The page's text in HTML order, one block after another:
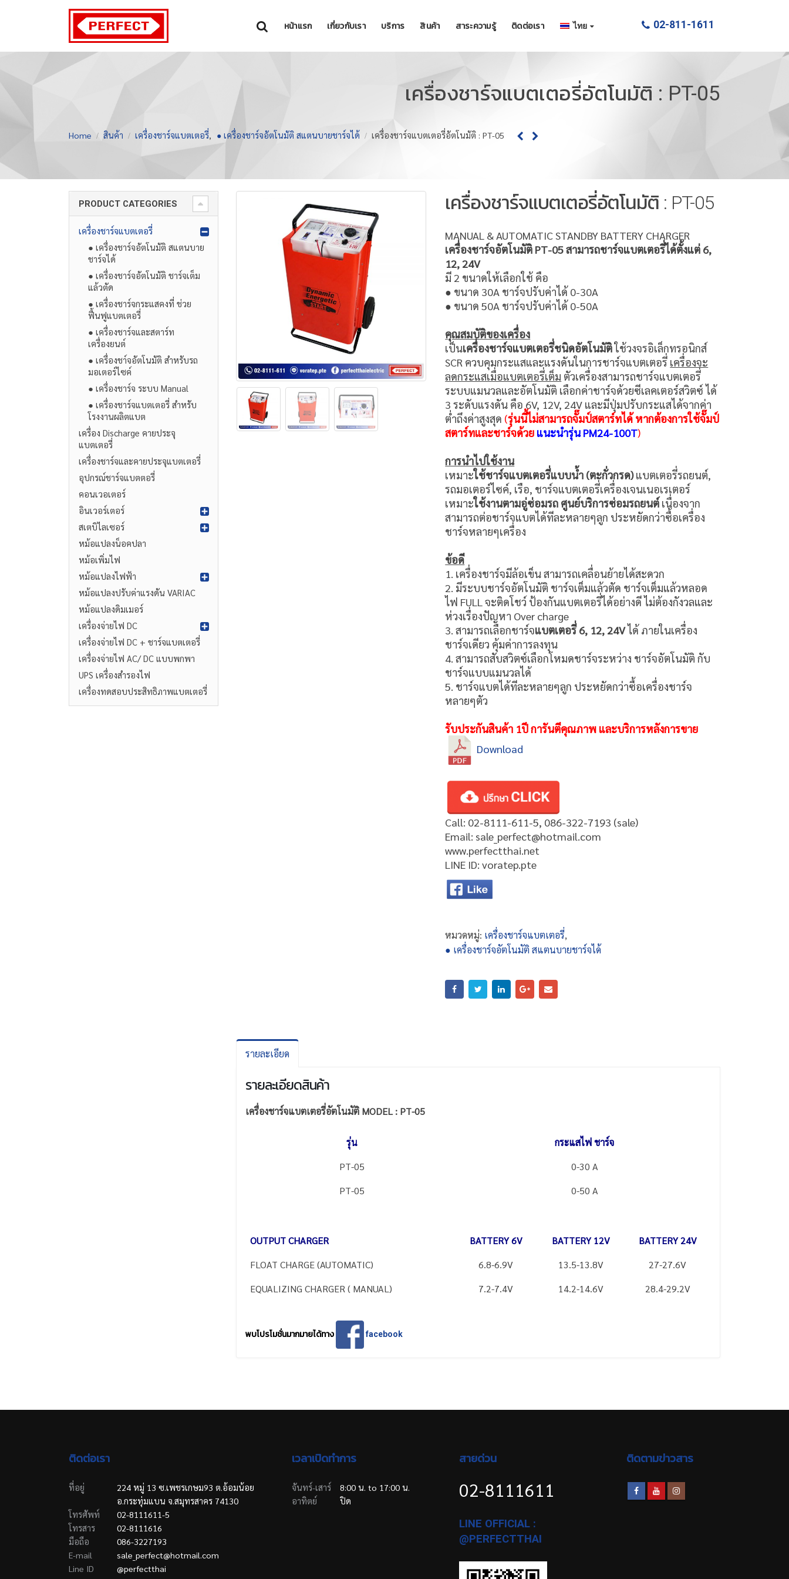
หน้าแรก เกี่ยวกับเรา บริการ สินค้า สาระความรู้ ติดต่อเรา ไทย 02-811-1611
เครื่องชาร์จแบตเตอรี่อัตโนมัติ : PT-05
Home สินค้า เครื่องชาร์จแบตเตอรี่ ● เครื่องชาร์จอัตโนมัติ สแตนบายชาร์จได้ เครื่องชาร์จแบตเตอรี่อัตโนมัติ : PT-05
เครื่องชาร์จแบตเตอรี่อัตโนมัติ : PT-05
MANUAL & AUTOMATIC STANDBY BATTERY CHARGER
เครื่องชาร์จอัตโนมัติ PT-05 สามารถชาร์จแบตเตอรี่ได้ตั้งแต่ 6,
12, 24V
มี 2 ขนาดให้เลือกใช้ คือ
● ขนาด 30A ชาร์จปรับค่าได้ 0-30A
● ขนาด 50A ชาร์จปรับค่าได้ 0-50A
คุณสมบัติของเครื่อง
เป็นเครื่องชาร์จแบตเตอรี่ชนิดอัตโนมัติใช้วงจรอิเล็กทรอนิกส์
SCR ควบคุมกระแสและแรงดันในการชาร์จแบตเตอรี่ เครื่องจะ
ลดกระแสเมื่อแบตเตอรี่เต็ม ตัวเครื่องสามารถชาร์จแบตเตอรี่
ระบบแมนวลและอัตโนมัติ เลือกค่าชาร์จด้วยซีเลคเตอร์สวิตซ์ ได้
3 ระดับแรงดัน คือ 6V, 12V, 24V และมีปุ่มปรับกระแสได้จากค่า
ต่ำถึงค่าสูงสุด (รุ่นนี้ไม่สามารถจั๊มป์สตาร์ทได้ หากต้องการใช้จั๊มป์
สตาร์ทและชาร์จด้วย แนะนำรุ่น PM24-100T)
การนำไปใช้งาน
เหมาะใช้ชาร์จแบตเตอรี่แบบน้ำ (ตะกั่วกรด)แบตเตอรี่รถยนต์,
รถมอเตอร์ไซค์, เรือ, ชาร์จแบตเตอรี่เครื่องเจนเนอเรเตอร์
เหมาะใช้งานตามอู่ซ่อมรถ ศูนย์บริการซ่อมรถยนต์ เนื่องจาก
สามารถต่อชาร์จแบตได้ทีละหลายๆลูก ประหยัดกว่าซื้อเครื่อง
ชาร์จหลายๆเครื่อง
ข้อดี
1. เครื่องชาร์จมีล้อเข็น สามารถเคลื่อนย้ายได้สะดวก
2. มีระบบชาร์จอัตโนมัติ ชาร์จเต็มแล้วตัด ชาร์จเต็มแล้วหลอด
ไฟ FULL จะติดโชว์ ป้องกันแบตเตอรี่ได้อย่างดี ไม่ต้องกังวลและ
ห่วงเรื่องปัญหา Over charge
3. สามารถเลือกชาร์จแบตเตอรี่ 6, 12, 24Vได้ ภายในเครื่อง
ชาร์จเดียว คุ้มค่าการลงทุน
4. สามารถสับสวิตซ์เลือกโหมดชาร์จระหว่าง ชาร์จอัตโนมัติ กับ
ชาร์จแบบแมนวลได้
5. ชาร์จแบตได้ทีละหลายๆลูก ประหยัดกว่าซื้อเครื่องชาร์จ
หลายๆตัว
รับประกันสินค้า 1ปี การันตีคุณภาพ และบริการหลังการขาย
Download
Call: 02-8111-611-5, 086-322-7193 (sale)
Email: sale_perfect@hotmail.com
www.perfectthai.net
LINE ID: voratep.pte
หมวดหมู่: เครื่องชาร์จแบตเตอรี่,
● เครื่องชาร์จอัตโนมัติ สแตนบายชาร์จได้
รายละเอียด
รายละเอียดสินค้า
เครื่องชาร์จแบตเตอรี่อัตโนมัติ MODEL : PT-05
รุ่น
กระแสไฟ ชาร์จ
PT-05
0-30 A
PT-05
0-50 A
OUTPUT CHARGER BATTERY 6V BATTERY 12V
BATTERY 24V
FLOAT CHARGE (AUTOMATIC)
6.8-6.9V 13.5-13.8V
27-27.6V
EQUALIZING CHARGER ( MANUAL)
7.2-7.4V 14.2-14.6V 28.4-29.2V
พบโปรโมชั่นมากมายได้ทาง facebook
PRODUCT CATEGORIES
เครื่องชาร์จแบตเตอรี่
● เครื่องชาร์จอัตโนมัติ สแตนบาย
ชาร์จได้
● เครื่องชาร์จอัตโนมัติ ชาร์จเต็ม
แล้วตัด
● เครื่องชาร์จกระแสคงที่ ช่วย
ฟื้นฟูแบตเตอรี่
● เครื่องชาร์จและสตาร์ท
เครื่องยนต์
● เครื่องชา์จอัตโนมัติ สำหรับรถ
มอเตอร์ไซค์
● เครื่องชาร์จ ระบบ Manual
● เครื่องชาร์จแบตเตอรี่ สำหรับ
โรงงานผลิตแบต
เครื่อง Discharge คายประจุ
แบตเตอรี่
เครื่องชาร์จและคายประจุแบตเตอรี่
อุปกรณ์ชาร์จแบตตอรี่
คอนเวอเตอร์
อินเวอร์เตอร์
สเตบิไลเซอร์
หม้อแปลงน็อคปลา
หม้อเพิ่มไฟ
หม้อแปลงไฟฟ้า
หม้อแปลงปรับค่าแรงดัน VARIAC
หม้อแปลงดิมเมอร์
เครื่องจ่ายไฟ DC
เครื่องจ่ายไฟ DC + ชาร์จแบตเตอรี่
เครื่องจ่ายไฟ AC/ DC แบบพกพา
UPS เครื่องสำรองไฟ
เครื่องทดสอบประสิทธิภาพแบตเตอรี่
ติดต่อเรา
ที่อยู่
224 หมู่ 13 ซ.เพชรเกษม93 ต.อ้อมน้อย
อ.กระทุ่มแบน จ.สมุทรสาคร 74130
โทรศัพท์
02-8111611-5
โทรสาร
02-8111616
มือถือ
086-3227193
E-mail
sale_perfect@hotmail.com
Line ID
@perfectthai
เวลาเปิดทำการ
จันทร์-เสาร์
8:00 น. to 17:00 น.
อาทิตย์
ปิด
สายด่วน
02-8111611
LINE OFFICIAL :
@PERFECTTHAI
ติดตามข่าวสาร